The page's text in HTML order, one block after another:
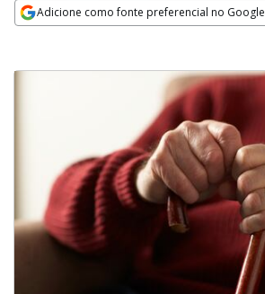
Adicione como fonte preferencial no Google